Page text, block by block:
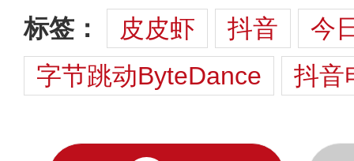
标签： 皮皮虾 抖音
今
字节跳动ByteDance
抖音